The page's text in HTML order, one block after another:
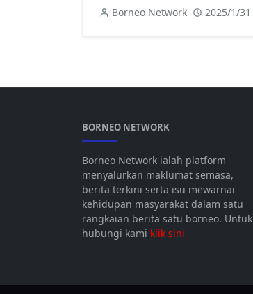
Borneo Network 2025/1/31
BORNEO NETWORK
Borneo Network ialah platform
menyalurkan maklumat semasa,
berita terkini serta isu mewarnai
kehidupan masyarakat dalam satu
rangkaian berita satu borneo. Untuk
hubungi kami klik sini